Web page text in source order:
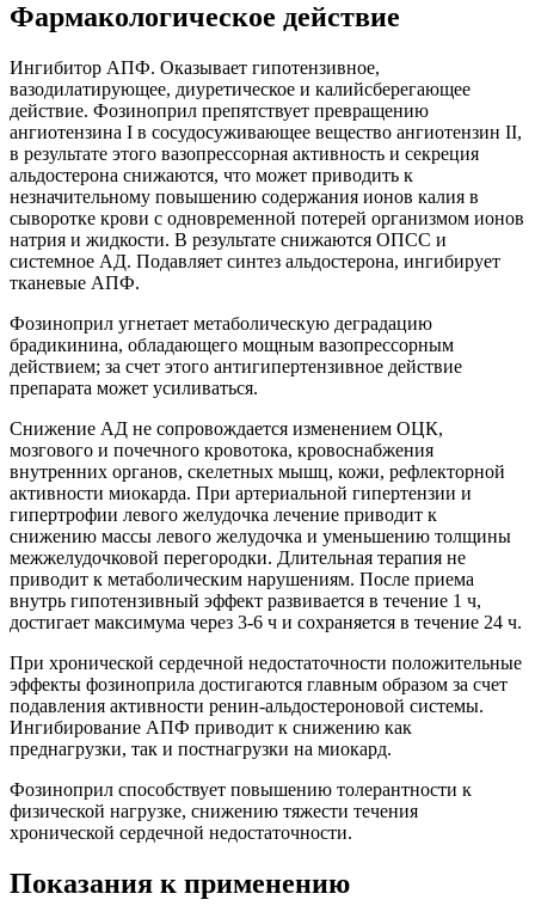
Фармакологическое действие
Ингибитор АПФ. Оказывает гипотензивное,
вазодилатирующее, диуретическое и калийсберегающее
действие. Фозиноприл препятствует превращению
ангиотензина I в сосудосуживающее вещество ангиотензин II,
в результате этого вазопрессорная активность и секреция
альдостерона снижаются, что может приводить к
незначительному повышению содержания ионов калия в
сыворотке крови с одновременной потерей организмом ионов
натрия и жидкости. В результате снижаются ОПСС и
системное АД. Подавляет синтез альдостерона, ингибирует
тканевые АПФ.
Фозиноприл угнетает метаболическую деградацию
брадикинина, обладающего мощным вазопрессорным
действием; за счет этого антигипертензивное действие
препарата может усиливаться.
Снижение АД не сопровождается изменением ОЦК,
мозгового и почечного кровотока, кровоснабжения
внутренних органов, скелетных мышц, кожи, рефлекторной
активности миокарда. При артериальной гипертензии и
гипертрофии левого желудочка лечение приводит к
снижению массы левого желудочка и уменьшению толщины
межжелудочковой перегородки. Длительная терапия не
приводит к метаболическим нарушениям. После приема
внутрь гипотензивный эффект развивается в течение 1 ч,
достигает максимума через 3-6 ч и сохраняется в течение 24 ч.
При хронической сердечной недостаточности положительные
эффекты фозиноприла достигаются главным образом за счет
подавления активности ренин-альдостероновой системы.
Ингибирование АПФ приводит к снижению как
преднагрузки, так и постнагрузки на миокард.
Фозиноприл способствует повышению толерантности к
физической нагрузке, снижению тяжести течения
хронической сердечной недостаточности.
Показания к применению